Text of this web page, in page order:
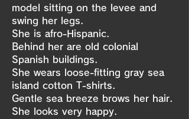
model sitting on the levee and
swing her legs.
She is afro-Hispanic.
Behind her are old colonial
Spanish buildings.
She wears loose-fitting gray sea
island cotton T-shirts.
Gentle sea breeze brows her hair.
She looks very happy.